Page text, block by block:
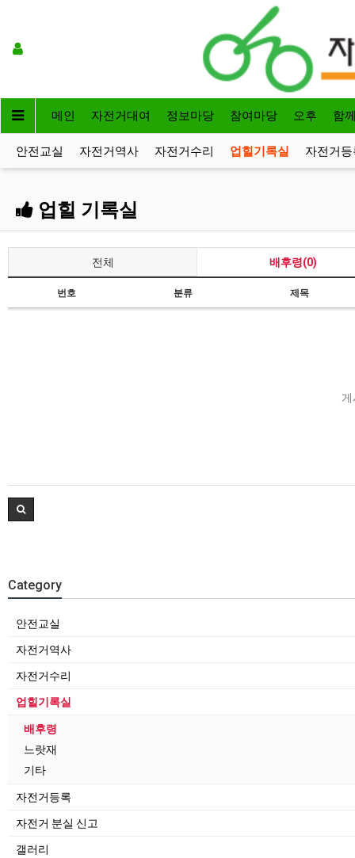
메인 자전거대여 정보마당 참여마당 오후 함
안전교실 자전거역사 자전거수리 업힐기록실 자전거
업힐 기록실
전체 배후령(0)
번호 분류 제목
Category
안전교실
자전거역사
자전거수리
업힐기록실
배후령
느랏재
기타
자전거등록
자전거 분실 신고
갤러리